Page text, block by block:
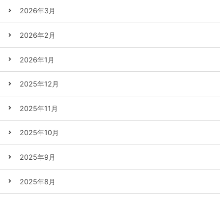
2026年3月
2026年2月
2026年1月
2025年12月
2025年11月
2025年10月
2025年9月
2025年8月